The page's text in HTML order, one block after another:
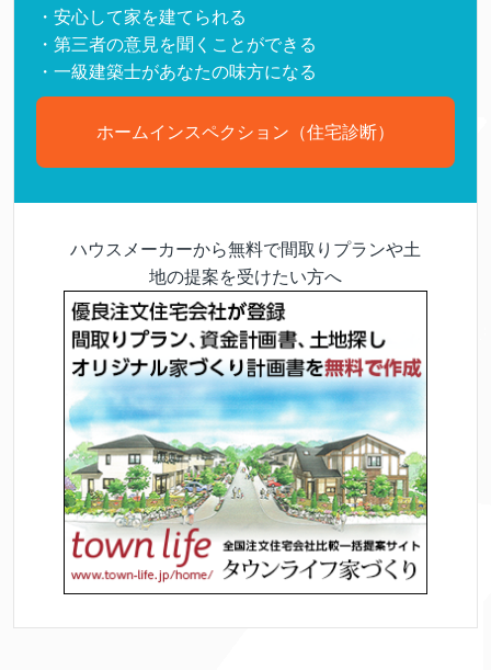
・安心して家を建てられる
・第三者の意見を聞くことができる
・一級建築士があなたの味方になる
ホームインスペクション（住宅診断）
ハウスメーカーから無料で間取りプランや土
地の提案を受けたい方へ